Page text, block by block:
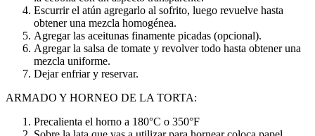
Escurrir el atún agregarlo al sofrito, luego revuelve hasta
obtener una mezcla homogénea.
Agregar las aceitunas finamente picadas (opcional).
Agregar la salsa de tomate y revolver todo hasta obtener una
mezcla uniforme.
Dejar enfriar y reservar.
ARMADO Y HORNEO DE LA TORTA:
Precalienta el horno a 180°C o 350°F